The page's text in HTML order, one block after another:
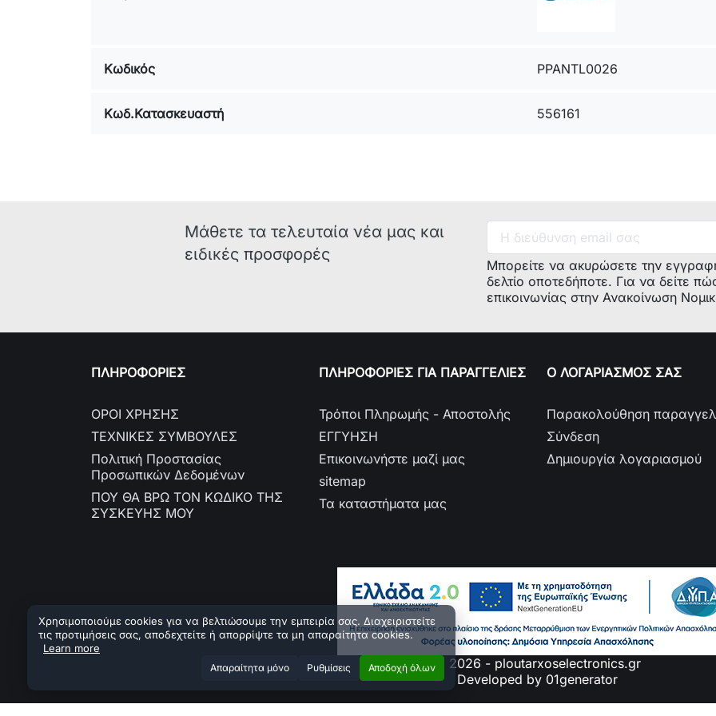
9
CDP
DDW60S1
6,
DDW45W19,
Κωδικός PPANTL0026
Κωδ.Κατασκευαστή 556161
Μάθετε τα τελευταία νέα μας και
ειδικές προσφορές
Μπορείτε να ακυρώσετε την
δελτίο οποτεδήποτε. Για να δείτε
επικοινωνίας στην Ανακοίνωση
ΠΛΗΡΟΦΟΡΙΕΣ
ΟΡΟΙ ΧΡΗΣΗΣ
ΤΕΧΝΙΚΕΣ ΣΥΜΒΟΥΛΕΣ
Πολιτική Προστασίας
Προσωπικών Δεδομένων
ΠΟΥ ΘΑ ΒΡΩ ΤΟΝ ΚΩΔΙΚΟ ΤΗΣ
ΣΥΣΚΕΥΗΣ ΜΟΥ
ΠΛΗΡΟΦΟΡΙΕΣ ΓΙΑ ΠΑΡΑΓΓΕΛΙΕΣ
Τρόποι Πληρωμής - Αποστολής
ΕΓΓΥΗΣΗ
Επικοινωνήστε μαζί μας
sitemap
Τα καταστήματα μας
Ο ΛΟΓΑΡΙΑΣΜΟΣ ΣΑΣ
Παρακολούθηση
Σύνδεση
Δημιουργία λογαριασμού
Χρησιμοποιούμε cookies για να βελτιώσουμε την εμπειρία σας. Διαχειριστείτε
τις προτιμήσεις σας, αποδεχτείτε ή απορρίψτε τα μη απαραίτητα cookies.
Learn more
Aπαραίτητα μόνο Ρυθμίσεις Αποδοχή όλων© 2026 - ploutarxoselectronics.gr
Developed by 01generator